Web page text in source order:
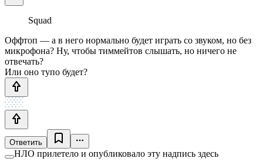
Squad
Оффтоп — а в него нормально будет играть со звуком, но без
микрофона? Ну, чтобы тиммейтов слышать, но ничего не
отвечать?
Или оно тупо будет?
Ответить
НЛО прилетело и опубликовало эту надпись здесь